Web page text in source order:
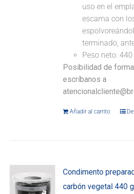
uso en el
escama con
terminado,
Peso neto: 440
Posibilidad de
escríbanos a
Añadir al carrito
Condimento
carbón vegetal 440 g